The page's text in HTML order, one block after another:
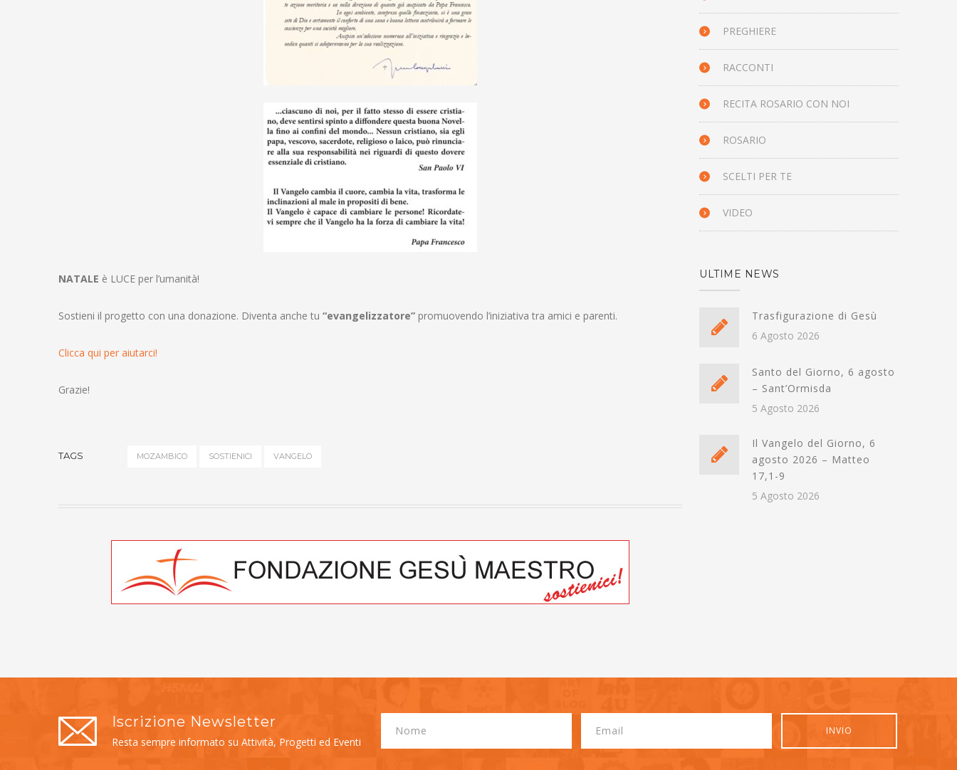
NATALE è LUCE per l’umanità!
Sostieni il progetto con una donazione. Diventa anche tu “evangelizzatore” promuovendo l’iniziativa tra amici e parenti.
Clicca qui per aiutarci!
Grazie!
TAGS MOZAMBICO SOSTIENICI VANGELO
PREGHIERE
RACCONTI
RECITA ROSARIO CON NOI
ROSARIO
SCELTI PER TE
VIDEO
ULTIME NEWS
Trasfigurazione di Gesù
6 Agosto 2026
Santo del Giorno, 6 agosto
– Sant’Ormisda
5 Agosto 2026
Il Vangelo del Giorno, 6
agosto 2026 – Matteo
17,1-9
5 Agosto 2026
Iscrizione Newsletter
Resta sempre informato su Attività, Progetti ed Eventi